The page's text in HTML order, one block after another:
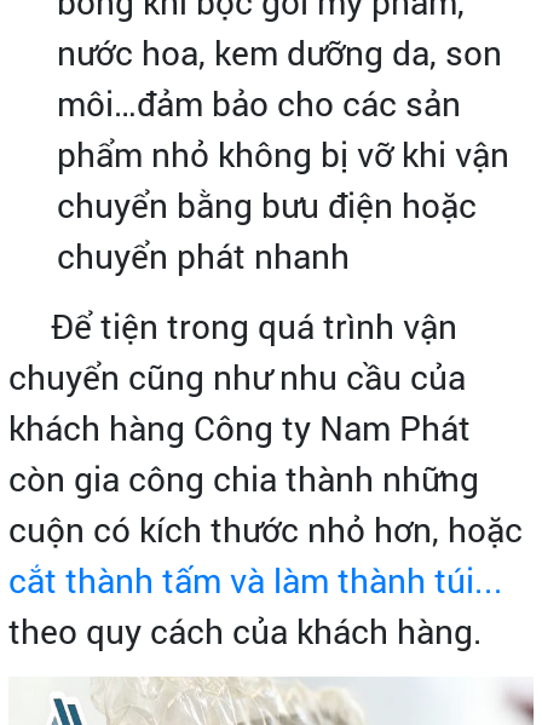
nước hoa, kem dưỡng da, son
môi…đảm bảo cho các sản
phẩm nhỏ không bị vỡ khi vận
chuyển bằng bưu điện hoặc
chuyển phát nhanh
Để tiện trong quá trình vận
chuyển cũng như nhu cầu của
khách hàng Công ty Nam Phát
còn gia công chia thành những
cuộn có kích thước nhỏ hơn, hoặc
cắt thành tấm và làm thành túi...
theo quy cách của khách hàng.